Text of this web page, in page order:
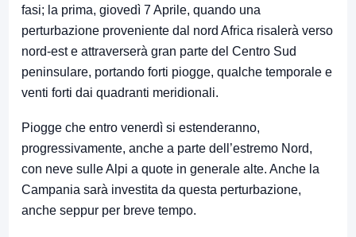
fasi; la prima, giovedì 7 Aprile, quando una
perturbazione proveniente dal nord Africa risalerà verso
nord-est e attraverserà gran parte del Centro Sud
peninsulare, portando forti piogge, qualche temporale e
venti forti dai quadranti meridionali.
Piogge che entro venerdì si estenderanno,
progressivamente, anche a parte dell’estremo Nord,
con neve sulle Alpi a quote in generale alte. Anche la
Campania sarà investita da questa perturbazione,
anche seppur per breve tempo.